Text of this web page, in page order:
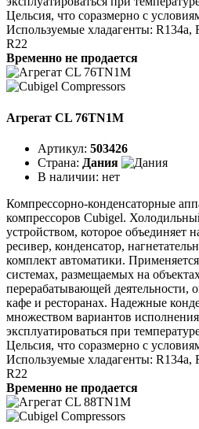
Цельсия, что соразмерно с
Используемые хладагенты: R134a,
R22
Временно не продается
Агрегат CL 76TN1M
Артикул: 503426
Страна: Дания
В наличии: нет
Компрессорно-конденсаторные
компрессоров Cubigel.
устройством, которое объединяет
ресивер, конденсатор,
комплект автоматики.
системах, размещаемых на
перерабатывающей деятельности,
кафе и ресторанах. Надежные
множеством вариантов
эксплуатироваться при
Цельсия, что соразмерно с
Используемые хладагенты: R134a,
R22
Временно не продается